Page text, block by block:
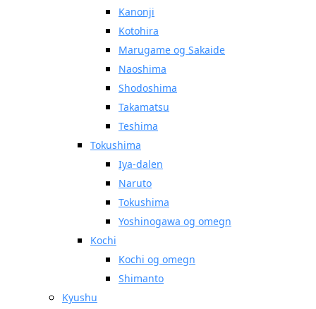
Kanonji
Kotohira
Marugame og Sakaide
Naoshima
Shodoshima
Takamatsu
Teshima
Tokushima
Iya-dalen
Naruto
Tokushima
Yoshinogawa og omegn
Kochi
Kochi og omegn
Shimanto
Kyushu